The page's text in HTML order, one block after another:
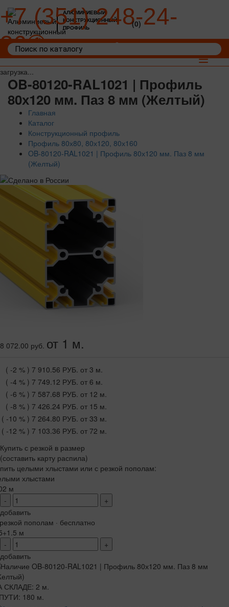
загрузка...
АЛЮМИНИЕВЫЙ
КОНСТРУКЦИОННЫЙ
ПРОФИЛЬ
+7 (351) 248-24-
36
(0)
Toggle
OB-80120-RAL1021 | Профиль
80х120 мм. Паз 8 мм (Желтый)
Главная
Каталог
Конструкционный профиль
Профиль 80х80, 80х120, 80х160
OB-80120-RAL1021 | Профиль 80х120 мм. Паз 8 мм
(Желтый)
8 072.00 руб. от 1 м.
( -2 % ) 7 910.56 РУБ. от 3 м.
( -4 % ) 7 749.12 РУБ. от 6 м.
( -6 % ) 7 587.68 РУБ. от 12 м.
( -8 % ) 7 426.24 РУБ. от 15 м.
( -10 % ) 7 264.80 РУБ. от 33 м.
( -12 % ) 7 103.36 РУБ. от 72 м.
Купить с резкой в размер
(составить карту распила)
целыми хлыстами или с резкой пополам:
хлыстами
м
-
+
добавить
пополам · бесплатно
м
-
+
добавить
СКЛАДЕ: 2 м.
180 м.